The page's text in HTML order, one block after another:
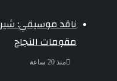
ناقد موسيقي:
مقومات النجاح
منذ 20 ساعة